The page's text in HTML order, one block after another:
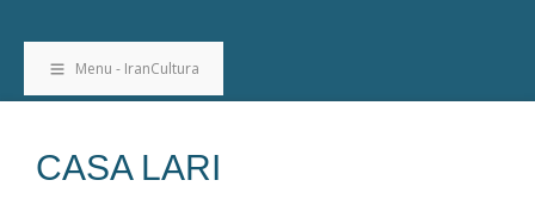
Menu - IranCultura
CASA LARI